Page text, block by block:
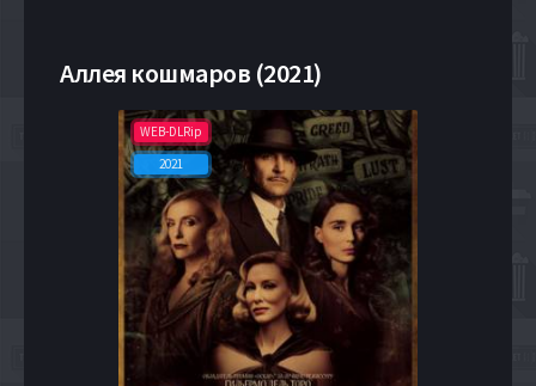
Аллея кошмаров (2021)
WEB-DLRip
2021